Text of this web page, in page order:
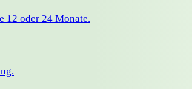
12 oder 24 Monate.